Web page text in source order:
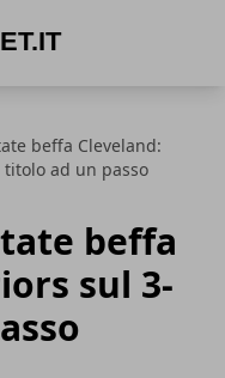
beffa Cleveland:
ad un passo
beffa
sul 3-